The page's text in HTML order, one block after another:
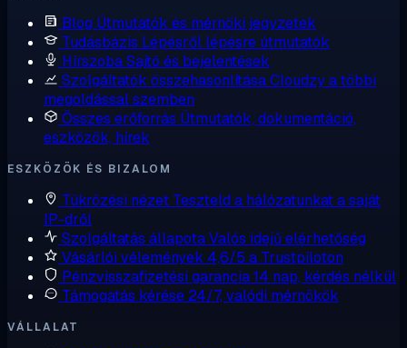
Blog Útmutatók és mérnöki jegyzetek
Tudásbázis Lépésről lépésre útmutatók
HírszobaSajtó és bejelentések
Szolgáltatók összehasonlításaCloudzy a többi
megoldással szemben
Összes erőforrás Útmutatók, dokumentáció,
eszközök, hírek
ESZKÖZÖK ÉS BIZALOM
Tükrözési nézet Teszteld a hálózatunkat a saját
IP-dről
Szolgáltatás állapotaValós idejű elérhetőség
Vásárlói vélemények 4,6/5 a Trustpiloton
Pénzvisszafizetési garancia14 nap, kérdés nélkül
Támogatás kérése 24/7, valódi mérnökök
VÁLLALAT